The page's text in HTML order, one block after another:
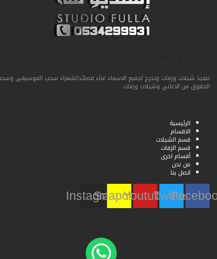
تنفيذ شيلات وزفات وتخرج لجميع الاسماء غناء قصائدالشعراء سحب الموسيقى وسحب
الحقوق من الاغاني وشيلات وزفات
الرئيسية
الاقسام
قسم الشيلات
قسم الزفات
أقسام اخرى
من نحن
اتصل بنا
Twitter
Youtube
Snapchat
Instagram